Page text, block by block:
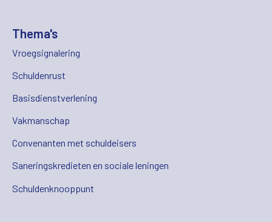
Thema's
Vroegsignalering
Schuldenrust
Basisdienstverlening
Vakmanschap
Convenanten met schuldeisers
Saneringskredieten en sociale leningen
Schuldenknooppunt